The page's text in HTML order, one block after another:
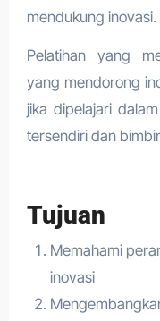
mendukung inovasi.
Pelatihan yang
yang mendorong
jika dipelajari
tersendiri dan
Tujuan
Memahami
inovasi